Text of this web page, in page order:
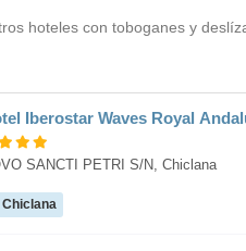
hoteles con toboganes y
Iberostar Waves Royal
SANCTI PETRI S/N, Chiclana
Chiclana